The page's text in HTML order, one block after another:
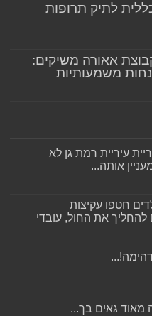
לתיק תרופות
אאורה משיקים:
משמעותיות
עיריית רמת גן לא
אותה...
חטפו עקיצות
את החול, עובדי
מאוד גאים בך...